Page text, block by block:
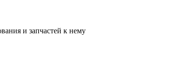
и запчастей к нему